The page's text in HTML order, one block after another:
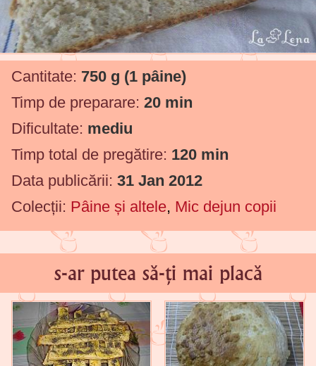
Cantitate: 750 g (1 pâine)
Timp de preparare: 20 min
Dificultate: mediu
Timp total de pregătire: 120 min
Data publicării: 31 Jan 2012
Colecții: Pâine și altele, Mic dejun copii
s-ar putea să-ți mai placă